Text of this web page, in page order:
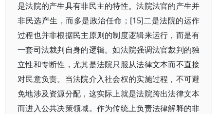
是法院的产生具有非民主的特性。法院法官的产生并
非民选产生，而多是政治任命；[15]二是法院的运作
过程也并非根据民主原则的制度逻辑来运行，而是有
一套司法裁判自身的逻辑。如法院强调法官裁判的独
立性和专断性，尤其是法院只服从法律文本而不直接
对民意负责。当法院介入社会权的实施过程，不可避
免地涉及资源分配，这实际上就是法院跨出法律文本
而进入公共决策领域。作为传统上负责法律解释的非